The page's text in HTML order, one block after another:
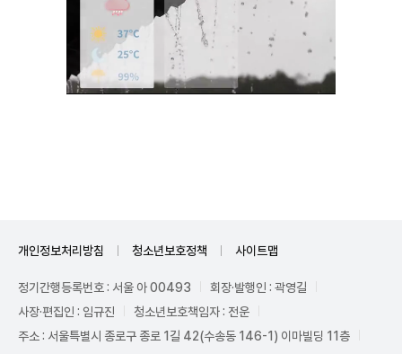
개인정보처리방침 청소년보호정책 사이트맵
정기간행등록번호 : 서울 아 00493
회장·발행인 : 곽영길
사장·편집인 : 임규진
청소년보호책임자 : 전운
주소 : 서울특별시 종로구 종로 1길 42(수송동 146-1) 이마빌딩 11층